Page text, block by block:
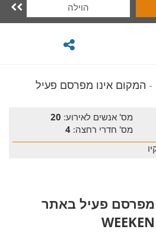
הוילה 
- המקום אינו מפרסם פעיל
מס' אנשים לאירוע: 20
מס' חדרי רחצה: 4
מפרסם פעיל באתר